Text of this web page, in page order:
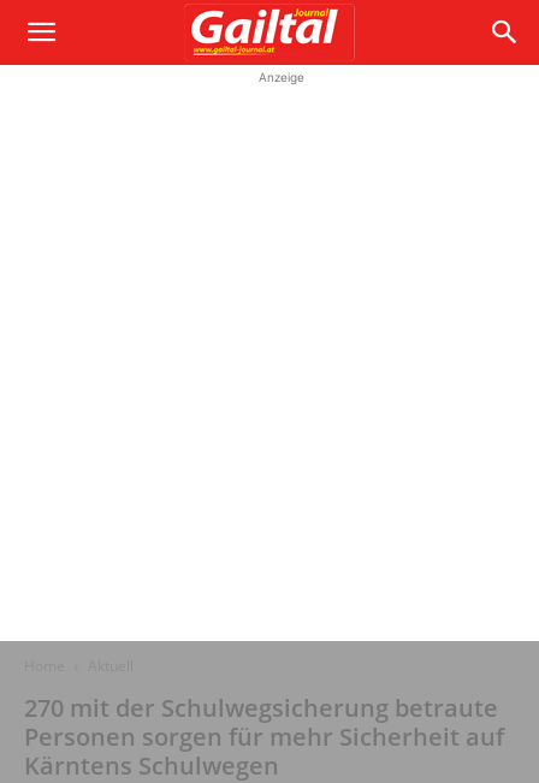
Anzeige
270 mit der Schulwegsicherung betraute
Personen sorgen für mehr Sicherheit auf
Kärntens Schulwegen